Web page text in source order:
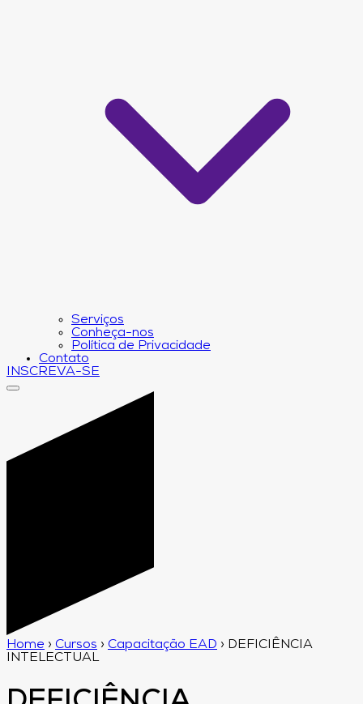
Serviços
Conheça-nos
Política de Privacidade
Contato
INSCREVA-SE
Home › Cursos › Capacitação EAD › DEFICIÊNCIA
INTELECTUAL